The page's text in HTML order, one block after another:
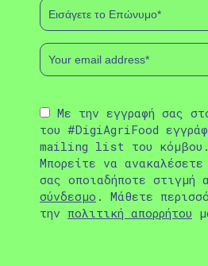
Με την εγγραφή σας
του #DigiAgriFood
mailing list του κόμβου.
Μπορείτε να
σας οποιαδήποτε στιγμή
σύνδεσμο . Μάθετε
την πολιτική απορρήτου